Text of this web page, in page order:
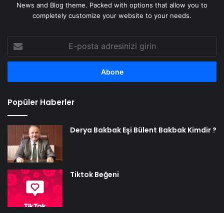
News and Blog theme. Packed with options that allow you to
completely customize your website to your needs.
posta
adresinizi
Popüler Haberler
Derya Bakbak Eşi Bülent Bakbak Kimdir ?
Tiktok Beğeni